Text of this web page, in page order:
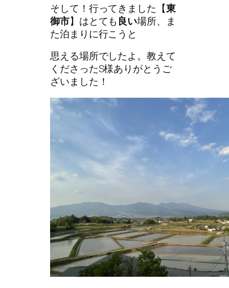
そして！行ってきました【東
御市】はとても 良い場所、ま
た泊まりに行こうと
思える場所でしたよ。教えて
くださったS様ありがとうご
ざいました！